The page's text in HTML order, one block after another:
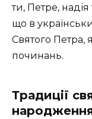
ти, Петре, надія
що в
Святого Петра,
починань.
Традиції
народження